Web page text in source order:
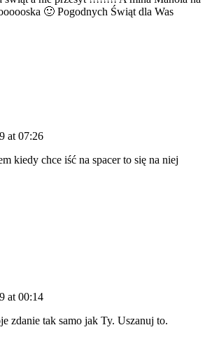
🙂 Pogodnych Świąt dla Was
at 07:26
kiedy chce iść na spacer to się na niej
at 00:14
zdanie tak samo jak Ty. Uszanuj to.